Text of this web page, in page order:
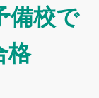
備校で
格